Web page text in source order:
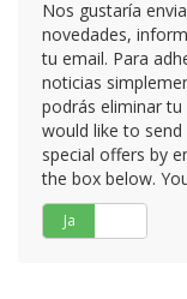
Nos gustaría
novedades,
tu email. Para
noticias
podrás eliminar
would like to
special offers by
the box below.
Ja